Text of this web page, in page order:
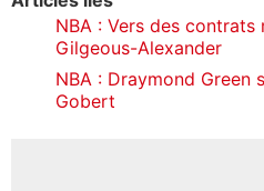
NBA : Vers des
Gilgeous-Alexander
NBA : Draymond Green
Gobert